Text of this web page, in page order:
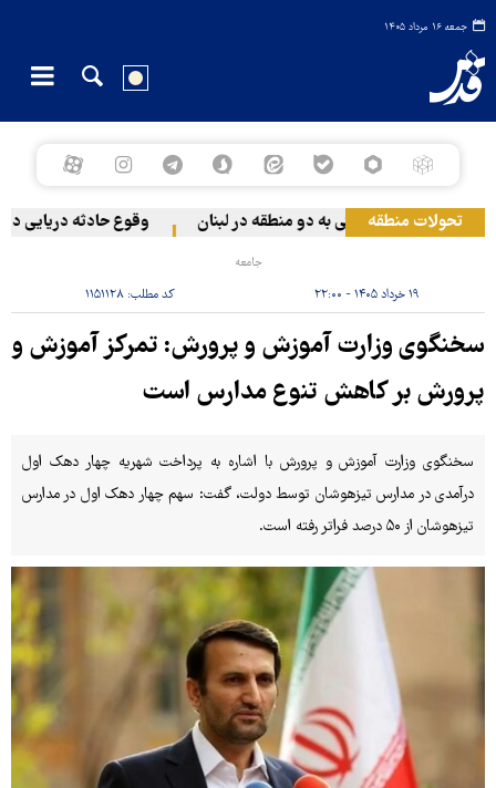
جمعه ۱۶ مرداد ۱۴۰۵
تحولات منطقه
رژیم صهیونیستی به دو منطقه در لبنان وقوع حادثه دریایی در
جامعه
۱۹ خرداد ۱۴۰۵ - ۲۲:۰۰ کد مطلب:۱۱۵۱۱۲۸
سخنگوی وزارت آموزش و پرورش: تمرکز آموزش و
پرورش بر کاهش تنوع مدارس است
​سخنگوی وزارت آموزش و پرورش با اشاره به پرداخت شهریه چهار دهک اول
درآمدی در مدارس تیزهوشان توسط دولت، گفت: سهم چهار دهک اول در مدارس
تیزهوشان از ۵۰ درصد فراتر رفته است.